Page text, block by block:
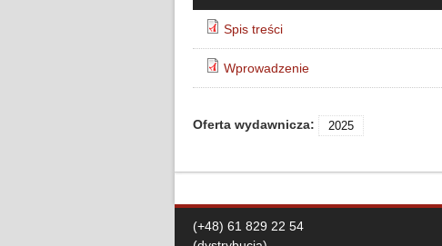
Spis treści
Wprowadzenie
Oferta wydawnicza: 2025
(+48) 61 829 22 54